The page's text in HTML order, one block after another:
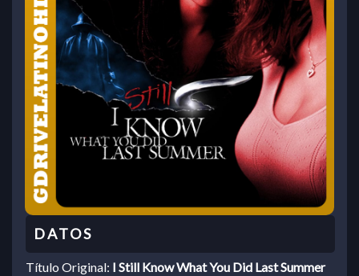
Título Original: I Still Know What You Did Last Summer